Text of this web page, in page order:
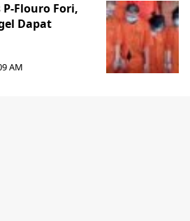
Flouro Fori,
Dapat
AM